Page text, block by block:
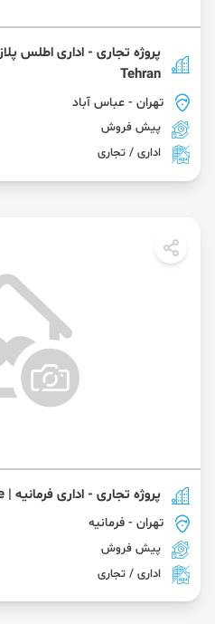
Tehran
تهران - عباس آباد
پیش فروش
اداری / تجاری
پروژه تجاری - اداری فرمانیه | Farmanie
تهران - فرمانیه
پیش فروش
اداری / تجاری